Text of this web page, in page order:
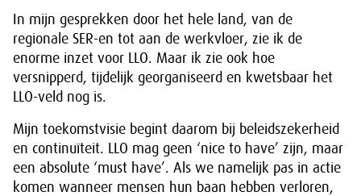
In mijn gesprekken door het hele land, van de
regionale SER-en tot aan de werkvloer, zie ik de
enorme inzet voor LLO. Maar ik zie ook hoe
versnipperd, tijdelijk georganiseerd en kwetsbaar het
LLO-veld nog is.
Mijn toekomstvisie begint daarom bij beleidszekerheid
en continuïteit. LLO mag geen ‘nice to have’ zijn, maar
een absolute ‘must have’. Als we namelijk pas in actie
komen wanneer mensen hun baan hebben verloren,